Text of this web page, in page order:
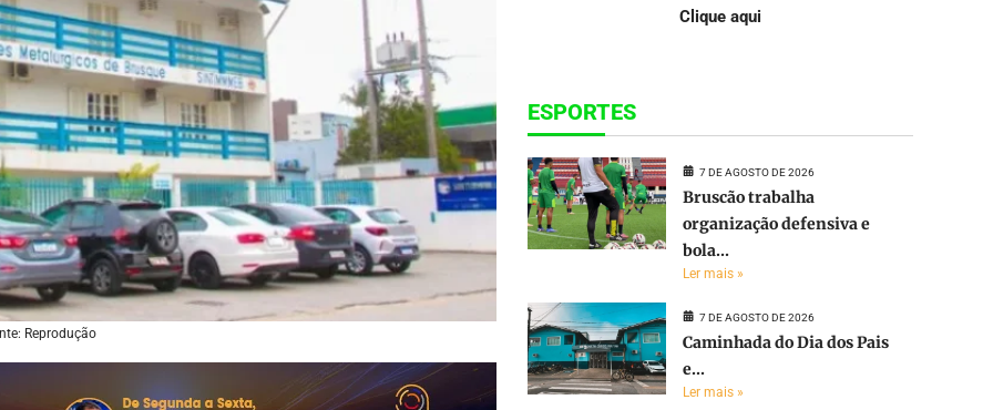
Reprodução
Clique aqui
ESPORTES
7 DE AGOSTO DE 2026
Bruscão trabalha
organização defensiva e
bola...
Ler mais »
7 DE AGOSTO DE 2026
Caminhada do Dia dos Pais
e...
Ler mais »